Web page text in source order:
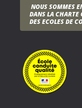
NOUS SOMMES
DANS LA CHARTE
DES ECOLES DE